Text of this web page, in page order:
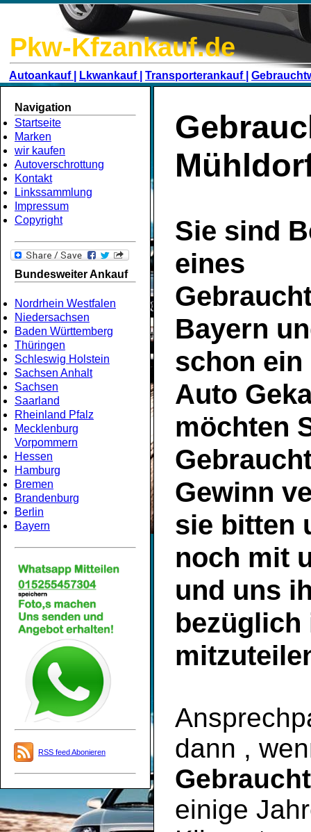
Pkw-Kfzankauf.de
Autoankauf | Lkwankauf | Transporterankauf |
Navigation
Startseite
Marken
wir kaufen
Autoverschrottung
Kontakt
Linkssammlung
Impressum
Copyright
Bundesweiter Ankauf
Nordrhein Westfalen
Niedersachsen
Baden Württemberg
Thüringen
Schleswig Holstein
Sachsen Anhalt
Sachsen
Saarland
Rheinland Pfalz
Mecklenburg
Vorpommern
Hessen
Hamburg
Bremen
Brandenburg
Berlin
Bayern
RSS feed Abonieren
Sie sind
eines
Bayern
schon ein
Auto
möchten
Gewinn
sie bitten
noch mit
und uns
dann ,
einige